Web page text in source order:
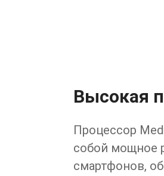
Высокая
Процессор
собой мощное
смартфонов,